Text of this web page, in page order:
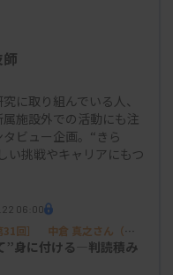
すというスタンスで
きでなく、上司に促
の二級臨床検査士
初の資格です。
の臨床検査技師
けを教えてくださ
に取り組んでいる人、
施設外での活動にも注
ビュー企画。“きら
い挑戦やキャリアにもつ
06:00
回］ 中倉 真之さん（京
”身に付ける―判読積み